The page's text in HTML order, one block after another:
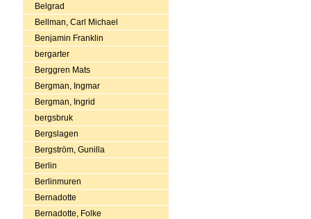
Belgrad
Bellman, Carl Michael
Benjamin Franklin
bergarter
Berggren Mats
Bergman, Ingmar
Bergman, Ingrid
bergsbruk
Bergslagen
Bergström, Gunilla
Berlin
Berlinmuren
Bernadotte
Bernadotte, Folke